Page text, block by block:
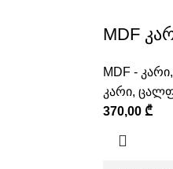
MDF
MDF - კარი,
კარი,
370,00 ₾